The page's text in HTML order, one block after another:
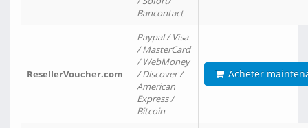
Bancontact
ResellerVoucher.com
Paypal / Visa
/ MasterCard
/ WebMoney
/ Discover /
American
Express /
Bitcoin
Acheter